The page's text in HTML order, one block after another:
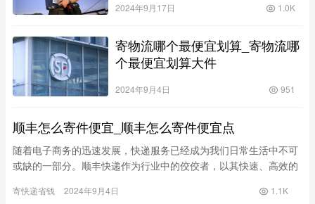
2024年9月17日 1.0K
寄物流哪个最便宜划算_寄物流哪
个最便宜划算大件
2024年9月4日 951
顺丰怎么寄件便宜_顺丰怎么寄件便宜点
随着电子商务的迅速发展，快递服务已经成为我们日常生活中不可
或缺的一部分。顺丰快递作为行业中的佼佼者，以其快速、高效的
用顺丰…
寄快递省钱 2024年9月4日 1.1K